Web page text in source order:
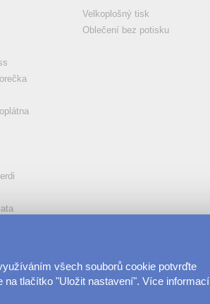
Velkoplošný tisk
Oblečení bez potisku
všech souborů cookie potvrďte
tlačítko "Uložit nastavení". Více informací